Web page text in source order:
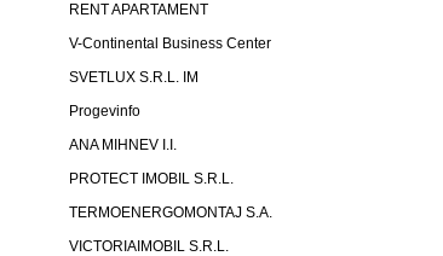
RENT APARTAMENT
V-Continental Business Center
SVETLUX S.R.L. IM
Progevinfo
ANA MIHNEV I.I.
PROTECT IMOBIL S.R.L.
TERMOENERGOMONTAJ S.A.
VICTORIAIMOBIL S.R.L.